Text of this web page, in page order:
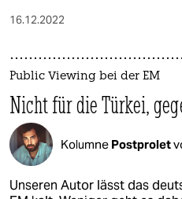
16.12.2022
Public Viewing bei der EM
Nicht für die Türkei,
Kolumne Postprolet
Unseren Autor lässt das